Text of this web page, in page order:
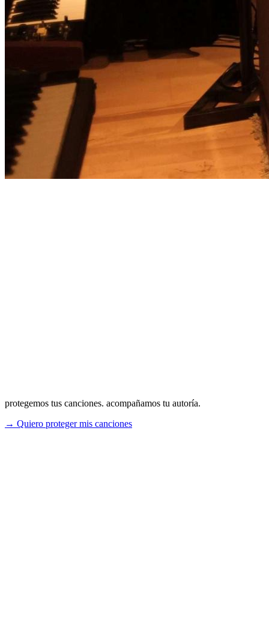
protegemos tus canciones. acompañamos tu autoría.
→ Quiero proteger mis canciones